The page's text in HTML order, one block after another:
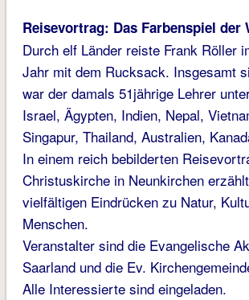
Reisevortrag: Das Farbenspiel der
Durch elf Länder reiste Frank Röller
Jahr mit dem Rucksack. Insgesamt
war der damals 51jährige Lehrer
Israel, Ägypten, Indien, Nepal,
Singapur, Thailand, Australien,
In einem reich bebilderten
Christuskirche in Neunkirchen
vielfältigen Eindrücken zu Natur,
Menschen.
Veranstalter sind die Evangelische
Saarland und die Ev.
Alle Interessierte sind eingeladen.